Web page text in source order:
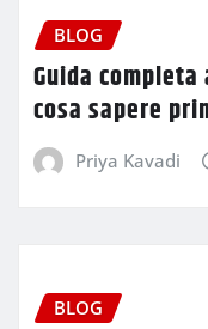
BLOG
Guida
cosa sapere
Priya Kavadi
BLOG